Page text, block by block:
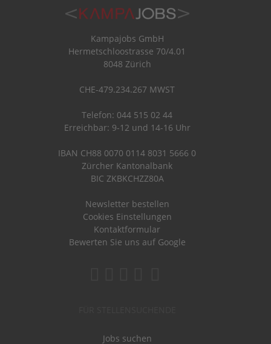
Kampajobs GmbH
Hermetschloostrasse 70/4.01
8048 Zürich
CHE-479.234.267 MWST
Telefon: 044 515 02 44
Erreichbar: 9-12 und 14-16 Uhr
IBAN CH88 0070 0114 8031 5666 0
Zürcher Kantonalbank
BIC ZKBKCHZZ80A
Newsletter bestellen
Cookies Einstellungen
Kontaktformular
Bewerten Sie uns auf Google
Jobs suchen